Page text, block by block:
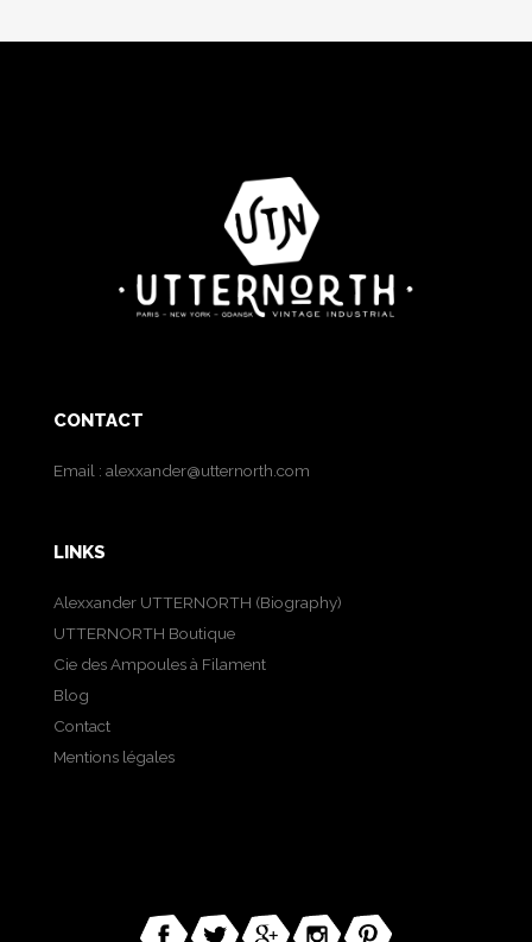
CONTACT
Email : alexxander@utternorth.com
LINKS
Alexxander UTTERNORTH (Biography)
UTTERNORTH Boutique
Cie des Ampoules à Filament
Blog
Contact
Mentions légales